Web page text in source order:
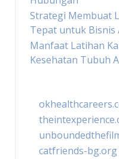
Strategi Membuat
Tepat untuk Bisnis
Manfaat Latihan
Kesehatan Tubuh
catfriends-bg.org